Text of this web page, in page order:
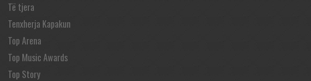
Të tjera
Tenxherja Kapakun
Top Arena
Top Music Awards
Top Story